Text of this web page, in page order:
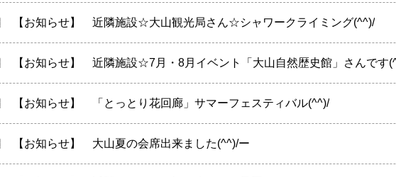
【お知らせ】 近隣施設☆大山観光局さん☆シャワークライミング(^^)/
【お知らせ】 近隣施設☆7月・8月イベント「大山自然歴史館」さんです
【お知らせ】 「とっとり花回廊」サマーフェスティバル(^^)/
【お知らせ】 大山夏の会席出来ました(^^)/ー